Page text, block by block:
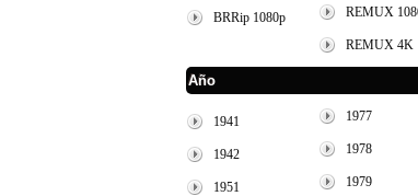
BRRip 1080p REMUX
REMUX 4K
Año
1941
1942
1951
1977
1978
1979